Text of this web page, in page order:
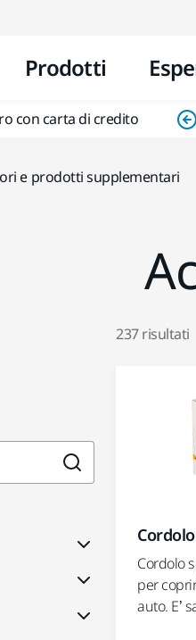
Prodotti
con carta di credito
e prodotti supplementari
237 risultati
Cordolo
per
auto. E’